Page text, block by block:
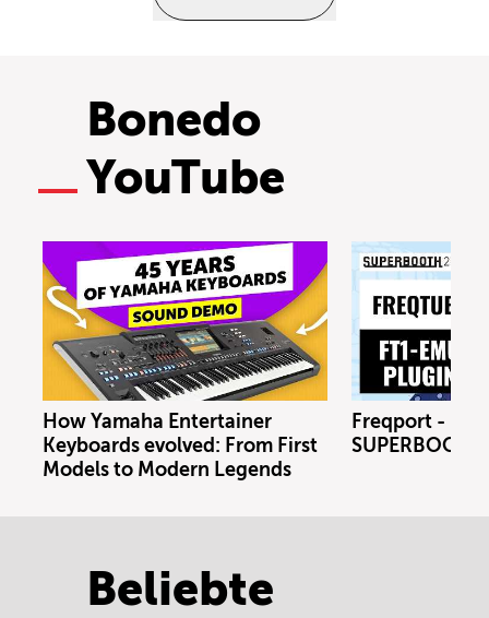
Bonedo
YouTube
How Yamaha Entertainer
Keyboards evolved: From First
Models to Modern Legends
Freqport -
Beliebte